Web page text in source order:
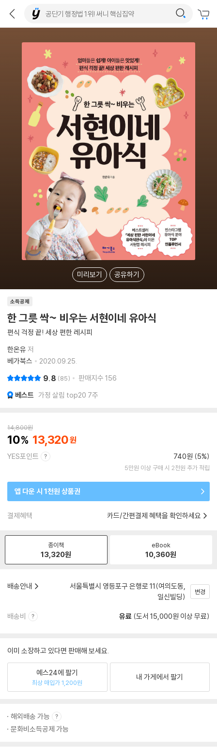
미리보기 공유하기
소득공제
한 그릇 싹~ 비우는 서현이네 유아식
편식 걱정 끝! 세상 편한 레시피
한온유 저
베가북스
2020.09.25.
9.8 85 판매지수 156
베스트 가정 살림 top20 7주
14,800원
10 13,320
YES포인트 740원 (5%)
5만원 이상 구매 시 2천원 추가 적립
앱 다운 시 1천원 상품권
결제혜택 카드/간편결제 혜택을 확인하세요
종이책
13,320원
eBook
10,360원
배송안내
서울특별시 영등포구 은행로 11(여의도동,
일신빌딩)
변경
배송비 유료 (도서 15,000원 이상 무료)
이미 소장하고 있다면 판매해 보세요.
예스24에 팔기
최상 매입가 1,200원
내 가게에서 팔기
해외배송 가능
문화비소득공제 가능